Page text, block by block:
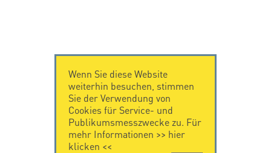
Wenn Sie diese Website
weiterhin besuchen, stimmen
Sie der Verwendung von
Cookies für Service- und
Publikumsmesszwecke zu. Für
mehr Informationen >> hier
klicken <<